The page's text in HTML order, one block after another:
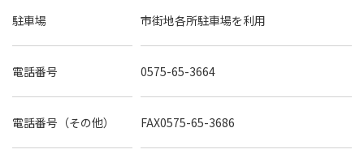
駐車場 市街地各所駐車場を利用
電話番号 0575-65-3664
電話番号（その他） FAX0575-65-3686